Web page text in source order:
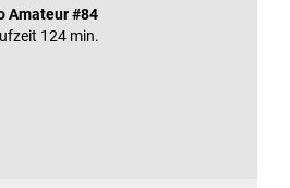
Amateur #84
124 min.